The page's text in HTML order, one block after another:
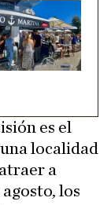
es el
localidad
a
los